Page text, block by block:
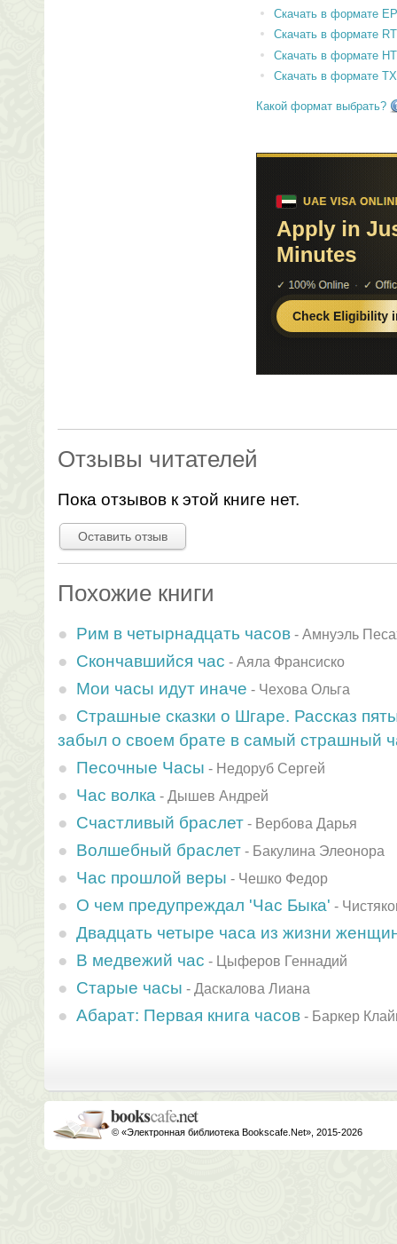
Скачать в формате
Скачать в формате
Скачать в формате
Скачать в формате
Какой формат выбрать?
Отзывы читателей
Пока отзывов к этой книге нет.
Оставить отзыв
Похожие книги
Рим в четырнадцать часов - Амнуэль
Скончавшийся час - Аяла Франсиско
Мои часы идут иначе - Чехова Ольга
Страшные сказки о Шгаре. Рассказ
забыл о своем брате в самый страшный
Песочные Часы - Недоруб Сергей
Час волка - Дышев Андрей
Счастливый браслет - Вербова Дарья
Волшебный браслет - Бакулина Элеонора
Час прошлой веры - Чешко Федор
О чем предупреждал 'Час Быка' -
Двадцать четыре часа из жизни
В медвежий час - Цыферов Геннадий
Старые часы - Даскалова Лиана
Абарат: Первая книга часов - Баркер
© «Электронная библиотека Bookscafe.Net», 2015-2026